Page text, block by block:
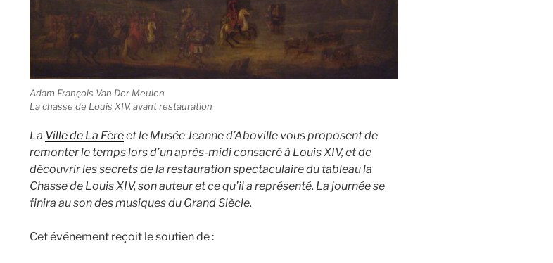
Adam François Van Der Meulen
La chasse de Louis XIV, avant restauration
La Ville de La Fèreet le Musée Jeanne d’Aboville vous proposent de
remonter le temps lors d’un après-midi consacré à Louis XIV, et de
découvrir les secrets de la restauration spectaculaire du tableau la
Chasse de Louis XIV, son auteur et ce qu’il a représenté. La journée se
finira au son des musiques du Grand Siècle.
Cet événement reçoit le soutien de :